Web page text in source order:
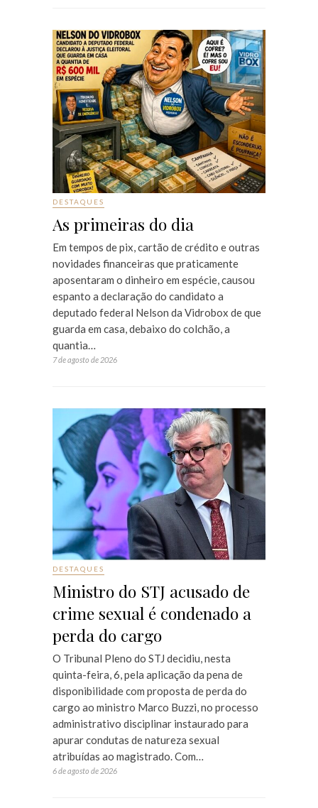
DESTAQUES
As primeiras do dia
Em tempos de pix, cartão de crédito e outras
novidades financeiras que praticamente
aposentaram o dinheiro em espécie, causou
espanto a declaração do candidato a
deputado federal Nelson da Vidrobox de que
guarda em casa, debaixo do colchão, a
quantia…
7 de agosto de 2026
DESTAQUES
Ministro do STJ acusado de
crime sexual é condenado a
perda do cargo
O Tribunal Pleno do STJ decidiu, nesta
quinta-feira, 6, pela aplicação da pena de
disponibilidade com proposta de perda do
cargo ao ministro Marco Buzzi, no processo
administrativo disciplinar instaurado para
apurar condutas de natureza sexual
atribuídas ao magistrado. Com…
6 de agosto de 2026